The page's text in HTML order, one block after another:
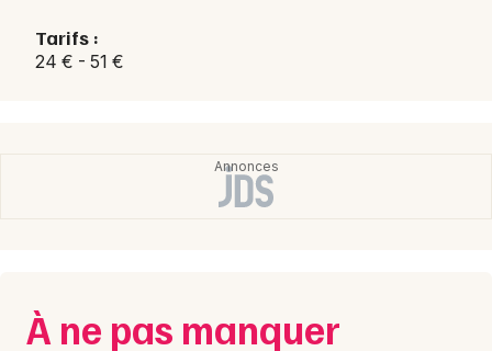
Tarifs :
24 € - 51 €
À ne pas manquer